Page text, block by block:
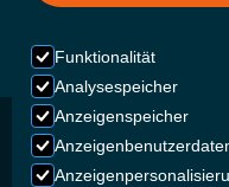
Funktionalität
Analysespeicher
Anzeigenspeicher